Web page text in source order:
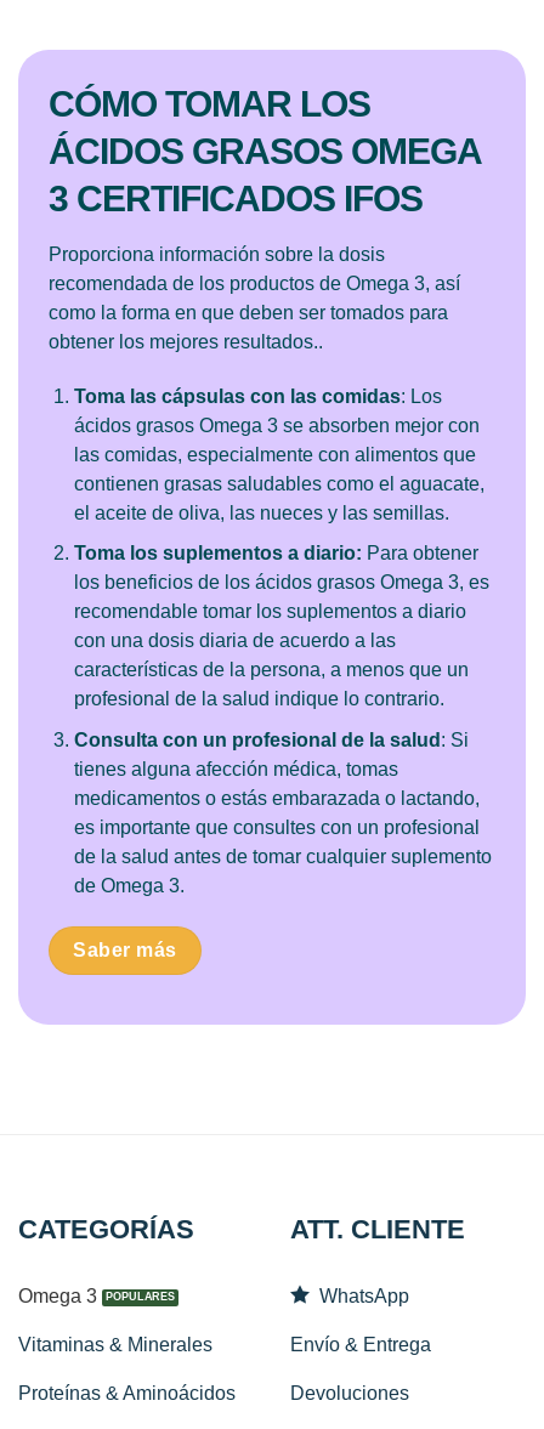
CÓMO TOMAR LOS
ÁCIDOS GRASOS OMEGA
3 CERTIFICADOS IFOS
Proporciona información sobre la dosis
recomendada de los productos de Omega 3, así
como la forma en que deben ser tomados para
obtener los mejores resultados..
Toma las cápsulas con las comidas: Los
ácidos grasos Omega 3 se absorben mejor con
las comidas, especialmente con alimentos que
contienen grasas saludables como el aguacate,
el aceite de oliva, las nueces y las semillas.
Toma los suplementos a diario: Para obtener
los beneficios de los ácidos grasos Omega 3, es
recomendable tomar los suplementos a diario
con una dosis diaria de acuerdo a las
características de la persona, a menos que un
profesional de la salud indique lo contrario.
Consulta con un profesional de la salud : Si
tienes alguna afección médica, tomas
medicamentos o estás embarazada o lactando,
es importante que consultes con un profesional
de la salud antes de tomar cualquier suplemento
de Omega 3.
Saber más
CATEGORÍAS
Omega 3
Vitaminas & Minerales
Proteínas & Aminoácidos
ATT. CLIENTE
WhatsApp
Envío & Entrega
Devoluciones